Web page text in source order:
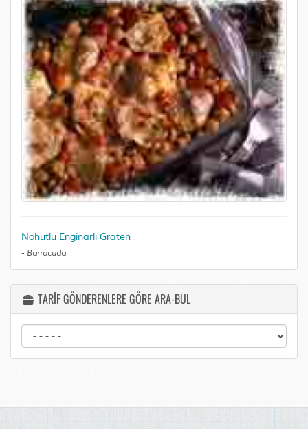
Nohutlu Enginarlı Graten
- Barracuda
TARİF GÖNDERENLERE GÖRE ARA-BUL